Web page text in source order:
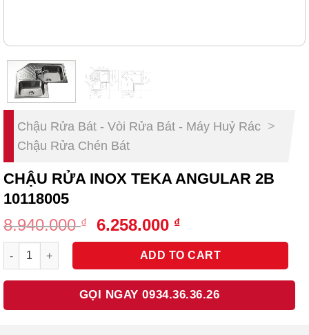
Chậu Rửa Bát - Vòi Rửa Bát - Máy Huỷ Rác >
Chậu Rửa Chén Bát
CHẬU RỬA INOX TEKA ANGULAR 2B
10118005
8.940.000₫
Original
price
8.940.000 ₫.
6.258.000 ₫Current
price
is:
6.258.000 ₫.
Chậu Rửa Inox Teka ANGULAR 2B 10118005 quantity
ADD TO CART
GỌI NGAY 0934.36.36.26